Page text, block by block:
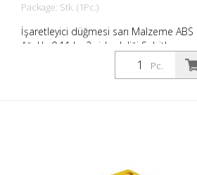
Package: Stk. (1Pc.)
İşaretleyici düğmesi sarı Malzeme ABS
Ağırlık: 0,11 kg 2 vida deliği Sabitleme
malzemesi olmadan Otoparkların veya
park yerlerinin kolayca sınırlandırılması
Pc.